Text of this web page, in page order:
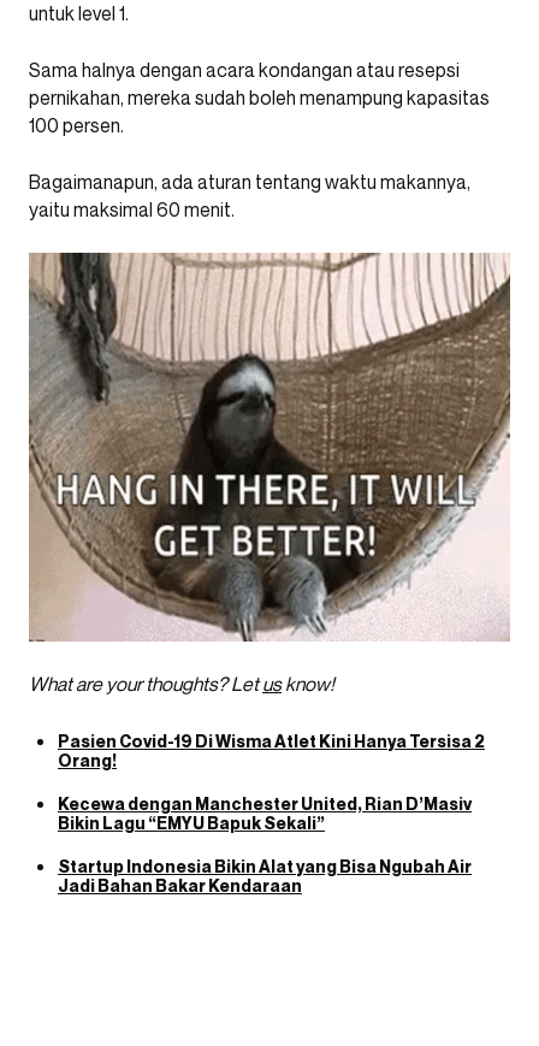
untuk level 1.
Sama halnya dengan acara kondangan atau resepsi
pernikahan, mereka sudah boleh menampung kapasitas
100 persen.
Bagaimanapun, ada aturan tentang waktu makannya,
yaitu maksimal 60 menit.
What are your thoughts? Letusknow!
Pasien Covid-19 Di Wisma Atlet Kini Hanya Tersisa 2
Orang!
Kecewa dengan Manchester United, Rian D’Masiv
Bikin Lagu “EMYU Bapuk Sekali”
Startup Indonesia Bikin Alat yang Bisa Ngubah Air
Jadi Bahan Bakar Kendaraan